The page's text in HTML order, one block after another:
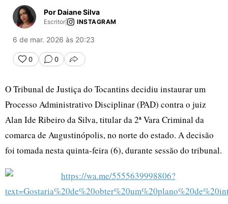
Por Daiane Silva
Escritor INSTAGRAM
6 de mar. 2026 às 20:23
0 0 COMPARTILHAR
O Tribunal de Justiça do Tocantins decidiu instaurar um
Processo Administrativo Disciplinar (PAD) contra o juiz
Alan Ide Ribeiro da Silva, titular da 2ª Vara Criminal da
comarca de Augustinópolis, no norte do estado. A decisão
foi tomada nesta quinta-feira (6), durante sessão do tribunal.